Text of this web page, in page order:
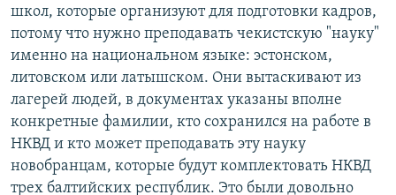
школ, которые организуют для подготовки кадров,
потому что нужно преподавать чекистскую "науку"
именно на национальном языке: эстонском,
литовском или латышском. Они вытаскивают из
лагерей людей, в документах указаны вполне
конкретные фамилии, кто сохранился на работе в
НКВД и кто может преподавать эту науку
новобранцам, которые будут комплектовать НКВД
трех балтийских республик. Это были довольно